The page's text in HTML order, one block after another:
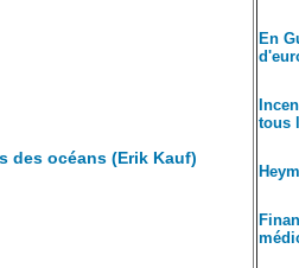
des océans (Erik Kauf)
En
tous